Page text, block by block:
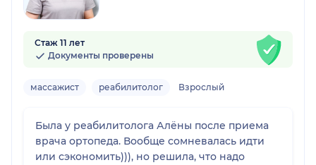
Стаж 11 лет
Документы проверены
массажист реабилитолог Взрослый
Была у реабилитолога Алёны после приема
врача ортопеда. Вообще сомневалась идти
или сэкономить))), но решила, что надо